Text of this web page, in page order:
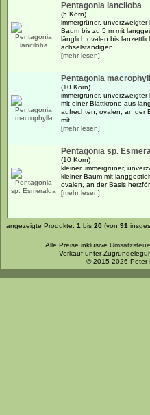
Pentagonia lanciloba
(5 Korn)
immergrüner,
Baum bis zu 5 m mit
länglich ovalen bis
achselständigen, ...
[mehr lesen]
Pentagonia
(10 Korn)
immergrüner,
mit einer Blattkrone aus
aufrechten, ovalen, an der
mit ...
[mehr lesen]
Pentagonia sp.
(10 Korn)
kleiner, immergrüner,
kleiner Baum mit
ovalen, an der Basis
[mehr lesen]
angezeigte Produkte: 1 bis 20 (von 91
Alle Preise inklusive
Verkauf unter
© 2015-2026 Peter